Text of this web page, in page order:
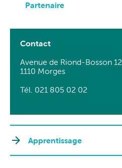
Partenaire
Contact
Avenue de Riond-Bosson 12
1110 Morges
Tél. 021 805 02 02
Apprentissage